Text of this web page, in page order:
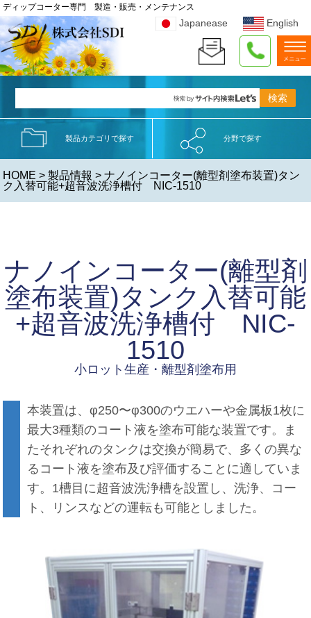
ディップコーター専門 製造・販売・メンテナンス
Japanease English
製品カテゴリで探す 分野で探す
HOME >製品情報 > ナノインコーター(離型剤塗布装置)タン
ク入替可能+超音波洗浄槽付 NIC-1510
ナノインコーター(離型剤
塗布装置)タンク入替可能
+超音波洗浄槽付 NIC-
1510
小ロット生産・離型剤塗布用
本装置は、φ250〜φ300のウエハーや金属板1枚に
最大3種類のコート液を塗布可能な装置です。ま
たそれぞれのタンクは交換が簡易で、多くの異な
るコート液を塗布及び評価することに適していま
す。1槽目に超音波洗浄槽を設置し、洗浄、コー
ト、リンスなどの運転も可能としました。